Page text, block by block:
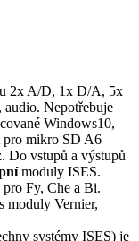
2x A/D, 1x D/A, 5x
Nepotřebuje
Windows10,
pro mikro SD A6
Do vstupů a výstupů
moduly ISES.
pro Fy, Che a Bi.
moduly Vernier,
systémy ISES) je